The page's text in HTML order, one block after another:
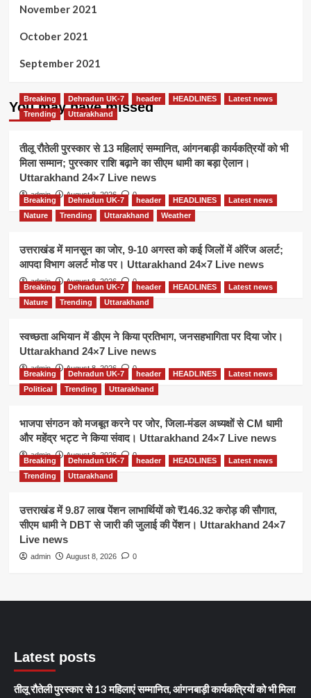
November 2021
October 2021
September 2021
You may have missed
Breaking Dehradun UK-7 header HEADLINES
Latest news
Trending
Uttarakhand
तीलू रौतेली पुरस्कार से 13 महिलाएं सम्मानित, आंगनबाड़ी कार्यकत्रियों को भी
मिला सम्मान; पुरस्कार राशि बढ़ाने का सीएम धामी का बड़ा ऐलान।
Uttarakhand 24×7 Live news
admin August 8, 2026 0
Breaking Dehradun UK-7 header HEADLINES
Latest news
Nature
Trending Uttarakhand Weather
उत्तराखंड में मानसून का जोर, 9-10 अगस्त को कई जिलों में ऑरेंज अलर्ट;
आपदा विभाग अलर्ट मोड पर। Uttarakhand 24×7 Live news
admin August 8, 2026 0
Breaking Dehradun UK-7 header HEADLINES
Latest news
Nature
Trending Uttarakhand
स्वच्छता अभियान में डीएम ने किया प्रतिभाग, जनसहभागिता पर दिया जोर।
Uttarakhand 24×7 Live news
admin August 8, 2026 0
Breaking Dehradun UK-7 header HEADLINES
Latest news
Political
Trending Uttarakhand
भाजपा संगठन को मजबूत करने पर जोर, जिला-मंडल अध्यक्षों से CM धामी
और महेंद्र भट्ट ने किया संवाद। Uttarakhand 24×7 Live news
admin August 8, 2026 0
Breaking Dehradun UK-7 header HEADLINES
Latest news
Trending
Uttarakhand
उत्तराखंड में 9.87 लाख पेंशन लाभार्थियों को ₹146.32 करोड़ की सौगात,
सीएम धामी ने DBT से जारी की जुलाई की पेंशन। Uttarakhand 24×7
Live news
admin August 8, 2026 0
Latest posts
तीलू रौतेली पुरस्कार से 13 महिलाएं सम्मानित, आंगनबाड़ी कार्यकत्रियों को भी मिला